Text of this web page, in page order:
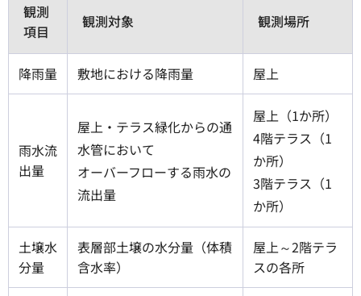
観測
項目
観測対象 観測場所
降雨量 敷地における降雨量 屋上
雨水流
出量
屋上・テラス緑化からの通
水管において
オーバーフローする雨水の
流出量
屋上（1か所）
4階テラス（1
か所）
3階テラス（1
か所）
土壌水
分量
表層部土壌の水分量（体積
含水率）
屋上～2階テラ
スの各所